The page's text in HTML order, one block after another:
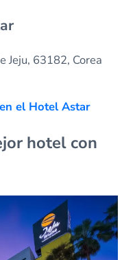
Jeju, 63182, Corea
el Hotel Astar
hotel con